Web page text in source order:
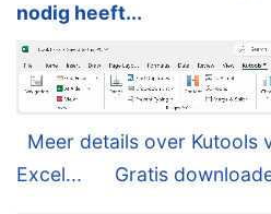
nodig heeft...
Meer details over Kutools
Excel...
Gratis